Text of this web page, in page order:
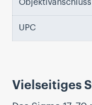
Objektivanschluss
UPC
Vielseitiges